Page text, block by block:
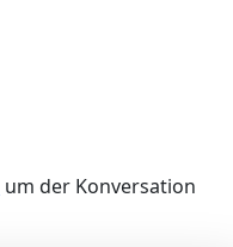
um der Konversation